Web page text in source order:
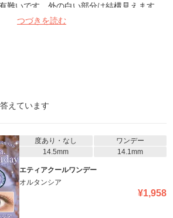
難いです。外の白い部分は結構見えます。
つづきを読む
えています
度あり・なし
ワンデー
14.5mm
14.1mm
エティアクールワンデー
オルタンシア
¥1,958